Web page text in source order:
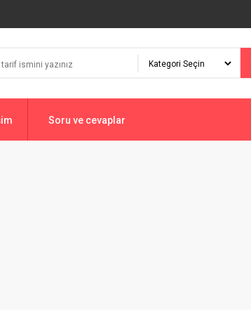
Soru ve cevaplar